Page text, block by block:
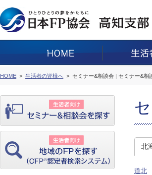
HOME 生活者の皆様へ セミナー&相談会 | セミナー&相
北
道北